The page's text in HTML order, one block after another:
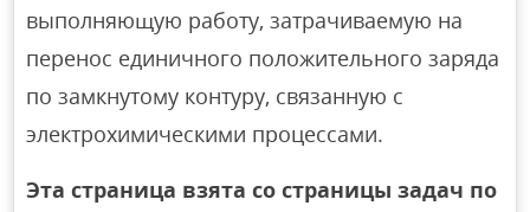
выполняющую работу, затрачиваемую на
перенос единичного положительного заряда
по замкнутому контуру, связанную с
электрохимическими процессами.
Эта страница взята со страницы задач по